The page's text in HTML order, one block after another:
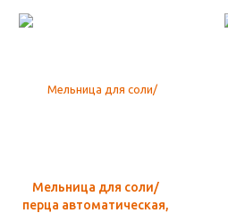
Мельница для соли/
перца автоматическая,